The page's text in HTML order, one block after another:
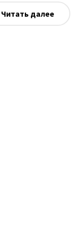
Читать далее